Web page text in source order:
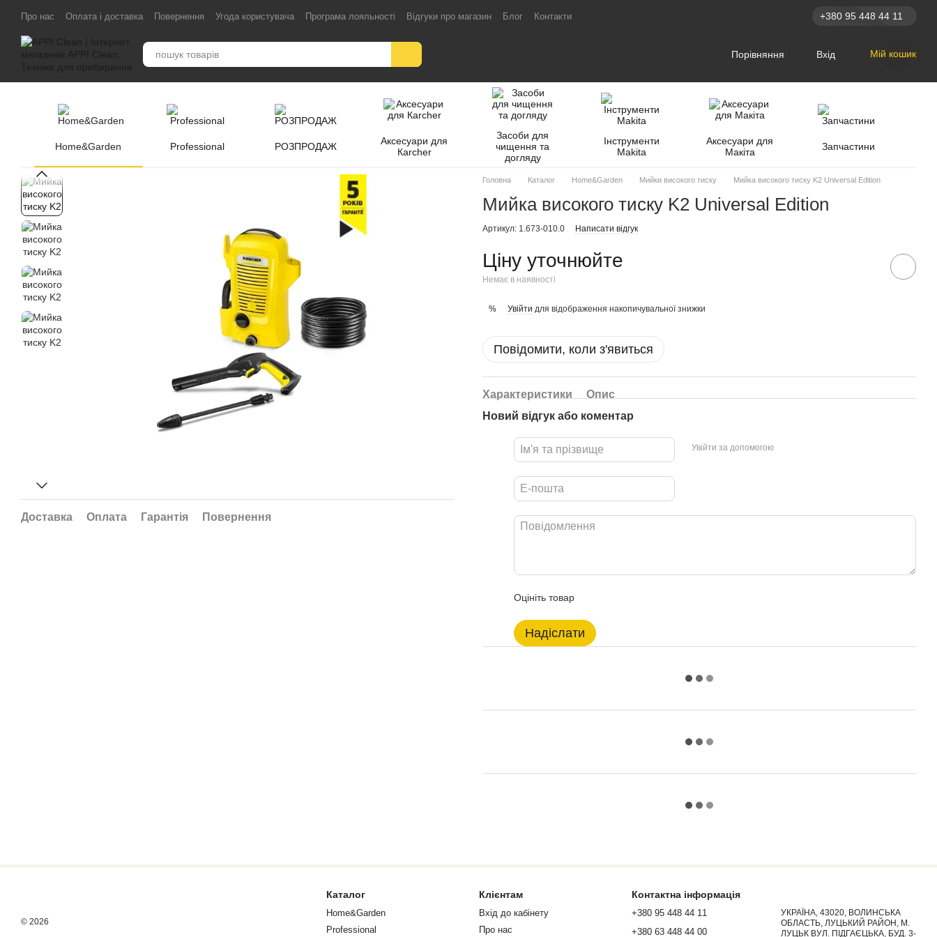
Перейти до основного контенту
Про нас Оплата і доставка Повернення Угода користувача Програма лояльності Відгуки про магазин Блог Контакти +380 95 448 44 11
Порівняння Вхід Мій кошик
Home&Garden Professional РОЗПРОДАЖ
Аксесуари для
Кarcher
Засоби для
чищення та
догляду
Інструменти
Makita
Аксесуари для
Макіта
Запчастини
Доставка Оплата Гарантія Повернення
Головна Каталог Home&Garden Мийки високого тиску Мийка високого тиску K2 Universal Edition
Мийка високого тиску K2 Universal Edition
Артикул: 1.673-010.0 Написати відгук
Ціну уточнюйте
Немає в наявності
% Увійти для відображення накопичувальної знижки
Повідомити, коли з'явиться
Характеристики
Опис
Новий відгук або коментар
Увійти за допомогою
Оцініть товар
Надіслати
© 2026
Каталог
Home&Garden
Professional
Клієнтам
Вхід до кабінету
Про нас
Контактна інформація
+380 95 448 44 11
+380 63 448 44 00
УКРАЇНА, 43020, ВОЛИНСЬКА
ОБЛАСТЬ, ЛУЦЬКИЙ РАЙОН, М.
ЛУЦЬК ВУЛ. ПІДГАЄЦЬКА, БУД. 3-